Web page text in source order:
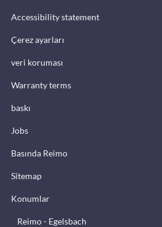
Accessibility statement
Çerez ayarları
veri koruması
Warranty terms
baskı
Jobs
Basında Reimo
Sitemap
Konumlar
Reimo - Egelsbach